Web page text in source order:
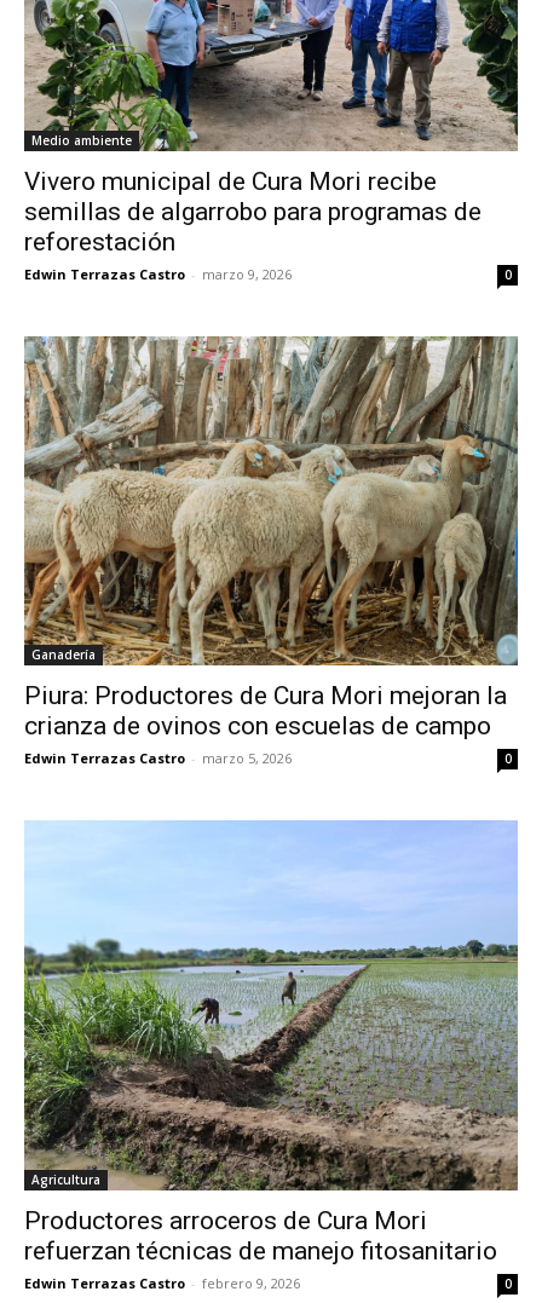
Medio ambiente
Vivero municipal de Cura Mori recibe
semillas de algarrobo para programas de
reforestación
Edwin Terrazas Castro - marzo 9, 2026 0
Ganadería
Piura: Productores de Cura Mori mejoran la
crianza de ovinos con escuelas de campo
Edwin Terrazas Castro - marzo 5, 2026 0
Agricultura
Productores arroceros de Cura Mori
refuerzan técnicas de manejo fitosanitario
Edwin Terrazas Castro - febrero 9, 2026 0